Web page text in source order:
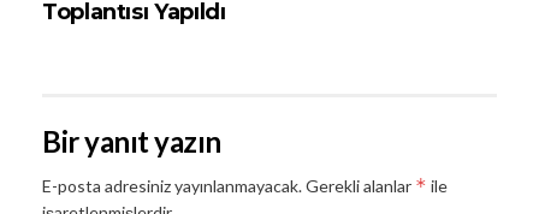
Toplantısı Yapıldı
Bir yanıt yazın
E-posta adresiniz yayınlanmayacak.Gerekli alanlar * ile